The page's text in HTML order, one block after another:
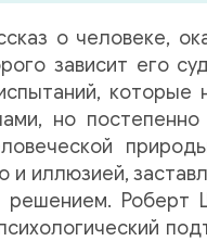
о человеке,
зависит его
которые
но
иллюзией,
Роберт